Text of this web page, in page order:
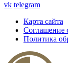
vk telegram
Карта сайта
Соглашение
Политика